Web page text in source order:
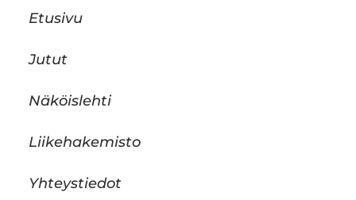
Etusivu
Jutut
Näköislehti
Liikehakemisto
Yhteystiedot